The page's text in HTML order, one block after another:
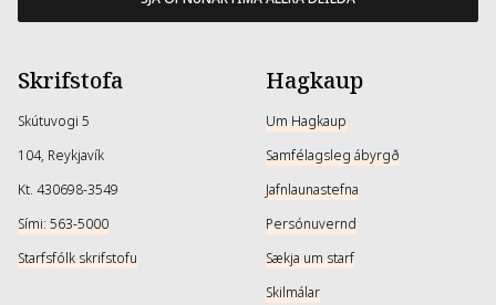
Skrifstofa
Skútuvogi 5
104, Reykjavík
Kt. 430698-3549
Sími: 563-5000
Starfsfólk skrifstofu
Hagkaup
Um Hagkaup
Samfélagsleg ábyrgð
Jafnlaunastefna
Persónuvernd
Sækja um starf
Skilmálar